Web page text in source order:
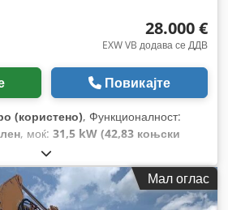
28.000 €
EXW VB додава се ДДВ
Повикајте
(користено), Функционалност:
, моќ: 31,5 kW (42,83 коњски
, боја:
на синџирот:60 процент, Година
часови: 4.490 h, Опрема:Мал оглас